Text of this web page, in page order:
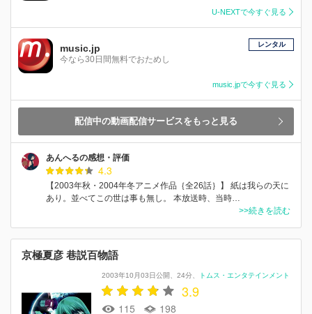
U-NEXTで今すぐ見る
music.jp
今なら30日間無料でおためし
レンタル
music.jpで今すぐ見る
配信中の動画配信サービスをもっと見る
あんへるの感想・評価
4.3
【2003年秋・2004年冬アニメ作品｛全26話｝】 紙は我らの天に
あり。並べてこの世は事も無し。 本放送時、当時…
>>続きを読む
京極夏彦 巷説百物語
2003年10月03日公開 24分 トムス・エンタテインメント
3.9
115 198